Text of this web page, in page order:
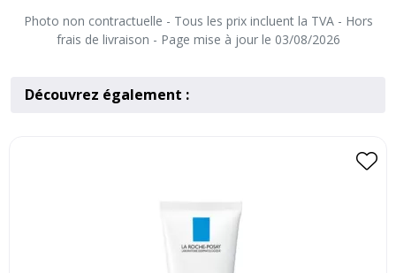
Photo non contractuelle - Tous les prix incluent la TVA - Hors
frais de livraison - Page mise à jour le 03/08/2026
Découvrez également :